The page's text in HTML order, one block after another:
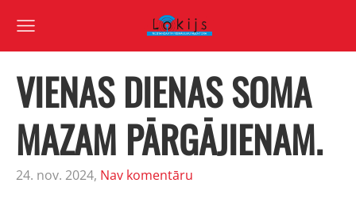
VIENAS DIENAS SOMA
MAZAM PĀRGĀJIENAM.
24. nov. 2024, Nav komentāru